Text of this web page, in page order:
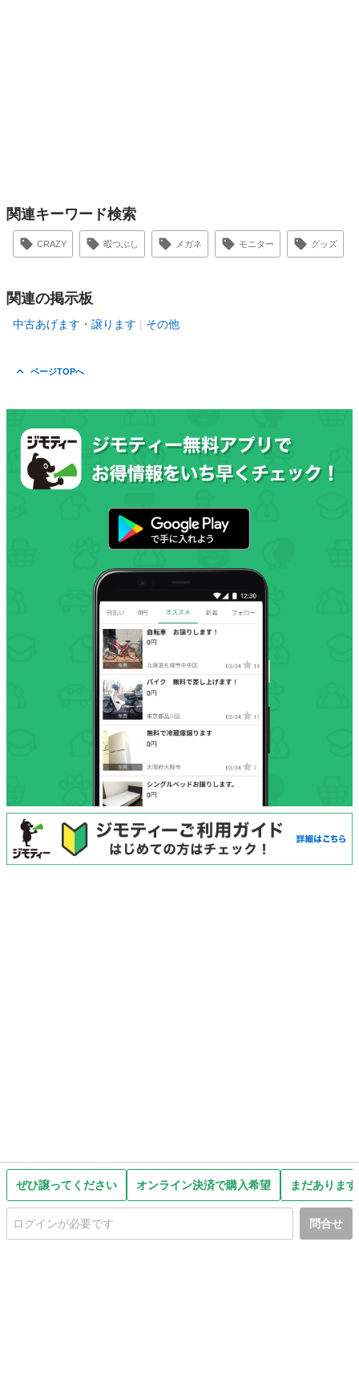
ぜひ譲ってください オンライン決済で購入希望 まだありま
問合せ
関連キーワード検索
CRAZY 暇つぶし メガネ モニター グッズ
関連の掲示板
中古あげます・譲ります その他
ページTOPへ